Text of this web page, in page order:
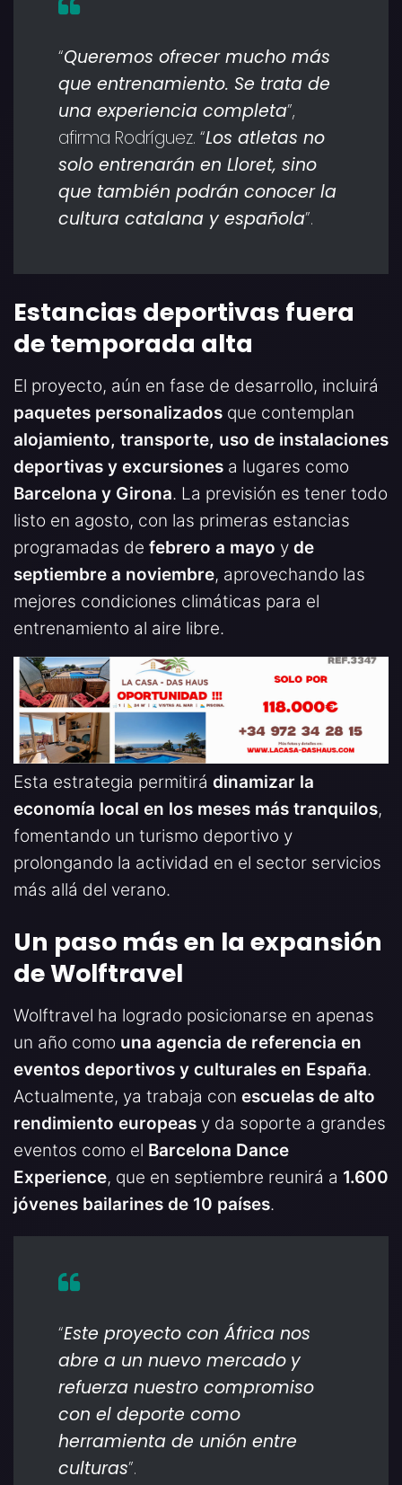
“Queremos ofrecer mucho más
que entrenamiento. Se trata de
una experiencia completa”,
afirma Rodríguez. “Los atletas no
solo entrenarán en Lloret, sino
que también podrán conocer la
cultura catalana y española”.
Estancias deportivas fuera
de temporada alta
El proyecto, aún en fase de desarrollo, incluirá
paquetes personalizados que contemplan
alojamiento, transporte, uso de instalaciones
deportivas y excursiones a lugares como
Barcelona y Girona. La previsión es tener todo
listo en agosto, con las primeras estancias
programadas de febrero a mayo y de
septiembre a noviembre, aprovechando las
mejores condiciones climáticas para el
entrenamiento al aire libre.
Esta estrategia permitirá dinamizar la
economía local en los meses más tranquilos,
fomentando un turismo deportivo y
prolongando la actividad en el sector servicios
más allá del verano.
Un paso más en la expansión
de Wolftravel
Wolftravel ha logrado posicionarse en apenas
un año como una agencia de referencia en
eventos deportivos y culturales en España.
Actualmente, ya trabaja con escuelas de alto
rendimiento europeas y da soporte a grandes
eventos como el Barcelona Dance
Experience, que en septiembre reunirá a 1.600
jóvenes bailarines de 10 países.
“Este proyecto con África nos
abre a un nuevo mercado y
refuerza nuestro compromiso
con el deporte como
herramienta de unión entre
culturas”.